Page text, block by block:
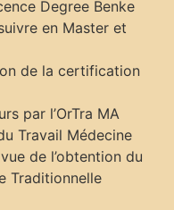
Degree Benke
en Master et
de la certification
par l’OrTra MA
Travail Médecine
de l’obtention du
Traditionnelle